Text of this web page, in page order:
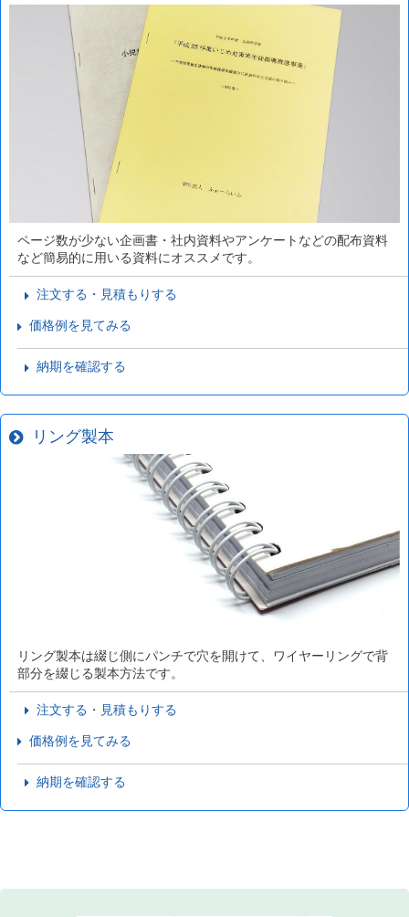
ページ数が少ない企画書・社内資料やアンケートなどの配布資料
など簡易的に用いる資料にオススメです。
注文する・見積もりする
価格例を見てみる
納期を確認する
リング製本
リング製本は綴じ側にパンチで穴を開けて、ワイヤーリングで背
部分を綴じる製本方法です。
注文する・見積もりする
価格例を見てみる
納期を確認する